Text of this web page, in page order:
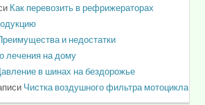
Как перевозить в рефрижераторах
и недостатки
лечения на дому
в шинах на бездорожье
Чистка воздушного фильтра мотоцикла